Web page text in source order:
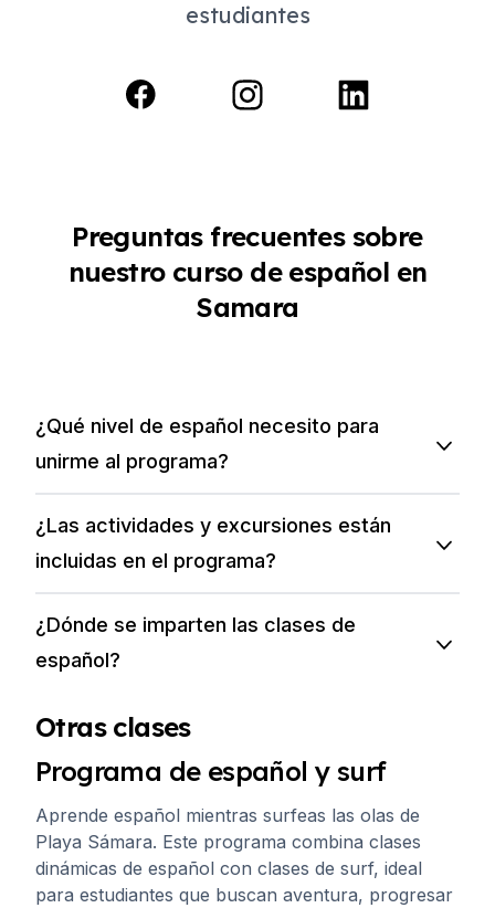
estudiantes
Preguntas frecuentes sobre
nuestro curso de español en
Samara
¿Qué nivel de español necesito para
unirme al programa?
¿Las actividades y excursiones están
incluidas en el programa?
¿Dónde se imparten las clases de
español?
Otras clases
Programa de español y surf
Aprende español mientras surfeas las olas de
Playa Sámara. Este programa combina clases
dinámicas de español con clases de surf, ideal
para estudiantes que buscan aventura, progresar